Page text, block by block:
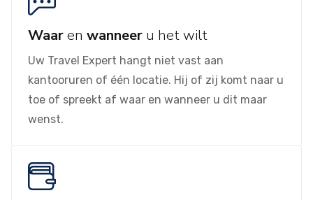
Waaren wanneer u het wilt
Uw Travel Expert hangt niet vast aan
kantooruren of één locatie. Hij of zij komt naar u
toe of spreekt af waar en wanneer u dit maar
wenst.